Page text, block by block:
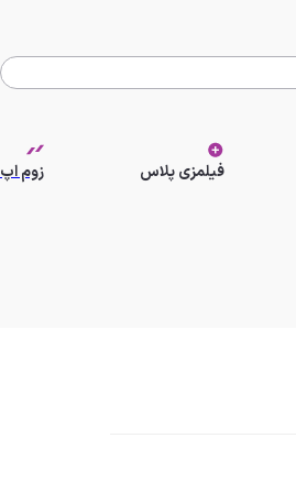
فیلمزی پلاس زوم اپ